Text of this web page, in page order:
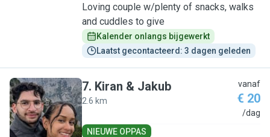
Loving couple w/plenty of snacks, walks
and cuddles to give
Kalender onlangs bijgewerkt
Laatst gecontacteerd: 3 dagen geleden
K
7. Kiran & Jakub
2.6 km
vanaf
€ 20
/dag
NIEUWE OPPAS